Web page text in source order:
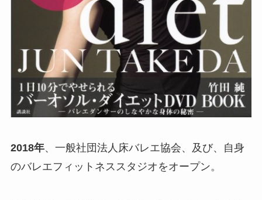
2018年、一般社団法人床バレエ協会、及び、自身
のバレエフィットネススタジオをオープン。